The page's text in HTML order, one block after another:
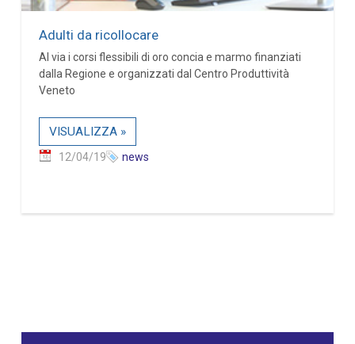
Adulti da ricollocare
Al via i corsi flessibili di oro concia e marmo finanziati
dalla Regione e organizzati dal Centro Produttività
Veneto
VISUALIZZA »
12/04/19 news